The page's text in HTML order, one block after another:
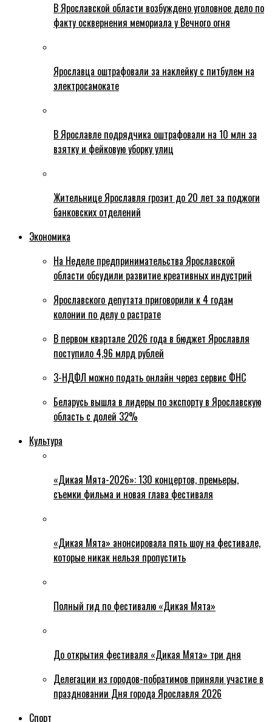
В Ярославской области возбуждено уголовное дело по
факту осквернения мемориала у Вечного огня
Ярославца оштрафовали за наклейку с питбулем на
электросамокате
В Ярославле подрядчика оштрафовали на 10 млн за
взятку и фейковую уборку улиц
Жительнице Ярославля грозит до 20 лет за поджоги
банковских отделений
Экономика
На Неделе предпринимательства Ярославской
области обсудили развитие креативных индустрий
Ярославского депутата приговорили к 4 годам
колонии по делу о растрате
В первом квартале 2026 года в бюджет Ярославля
поступило 4,96 млрд рублей
3-НДФЛ можно подать онлайн через сервис ФНС
Беларусь вышла в лидеры по экспорту в Ярославскую
область с долей 32%
Культура
«Дикая Мята-2026»: 130 концертов, премьеры,
съемки фильма и новая глава фестиваля
«Дикая Мята» анонсировала пять шоу на фестивале,
которые никак нельзя пропустить
Полный гид по фестивалю «Дикая Мята»
До открытия фестиваля «Дикая Мята» три дня
Делегации из городов-побратимов приняли участие в
праздновании Дня города Ярославля 2026
Спорт